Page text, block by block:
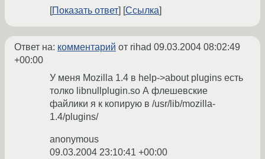
Показать ответ
Ссылка
Ответ на: комментарий от rihad 09.03.2004 08:02:49
+00:00
У меня Mozilla 1.4 в help->about plugins есть
толко libnullplugin.so А флешевские
файлики я к копирую в /usr/lib/mozilla-
1.4/plugins/
anonymous
09.03.2004 23:10:41 +00:00